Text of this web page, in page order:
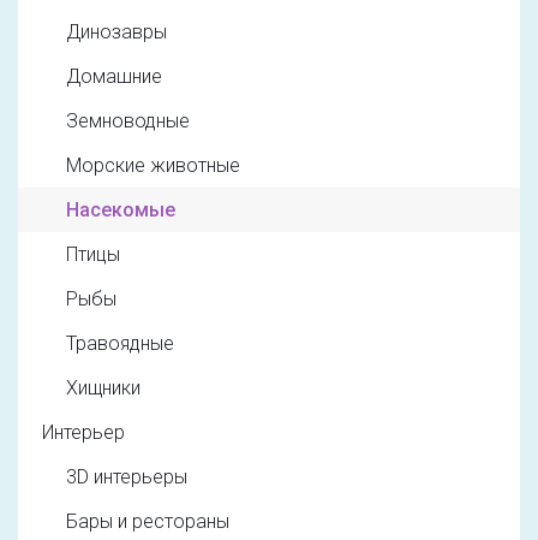
Динозавры
Домашние
Земноводные
Морские животные
Насекомые
Птицы
Рыбы
Травоядные
Хищники
Интерьер
3D интерьеры
Бары и рестораны